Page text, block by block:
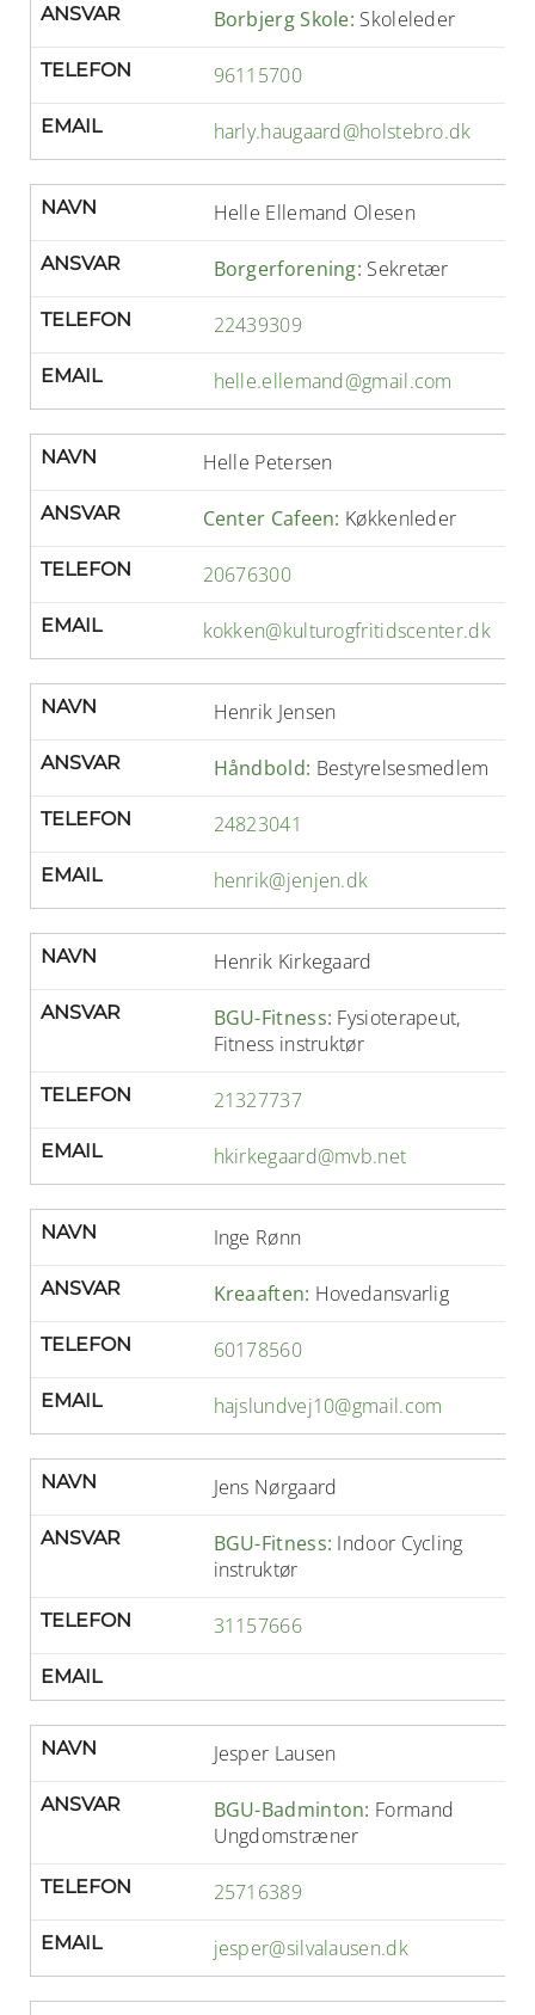
ANSVAR Borbjerg Skole: Skoleleder
TELEFON 96115700
EMAIL harly.haugaard@holstebro.dk
NAVN Helle Ellemand Olesen
ANSVAR Borgerforening: Sekretær
TELEFON 22439309
EMAIL helle.ellemand@gmail.com
NAVN Helle Petersen
ANSVAR Center Cafeen: Køkkenleder
TELEFON 20676300
EMAIL kokken@kulturogfritidscenter.dk
NAVN Henrik Jensen
ANSVAR Håndbold: Bestyrelsesmedlem
TELEFON 24823041
EMAIL henrik@jenjen.dk
NAVN Henrik Kirkegaard
ANSVAR BGU-Fitness: Fysioterapeut,
Fitness instruktør
TELEFON 21327737
EMAIL hkirkegaard@mvb.net
NAVN Inge Rønn
ANSVAR Kreaaften: Hovedansvarlig
TELEFON 60178560
EMAIL hajslundvej10@gmail.com
NAVN Jens Nørgaard
ANSVAR BGU-Fitness: Indoor Cycling
instruktør
TELEFON 31157666
EMAIL
NAVN Jesper Lausen
ANSVAR BGU-Badminton: Formand
Ungdomstræner
TELEFON 25716389
EMAIL jesper@silvalausen.dk